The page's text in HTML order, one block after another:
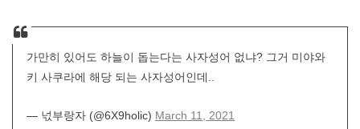
가만히 있어도 하늘이 돕는다는 사자성어 없냐? 그거 미야와
키 사쿠라에 해당 되는 사자성어인데..
— 넋부랑자 (@6X9holic) March 11, 2021